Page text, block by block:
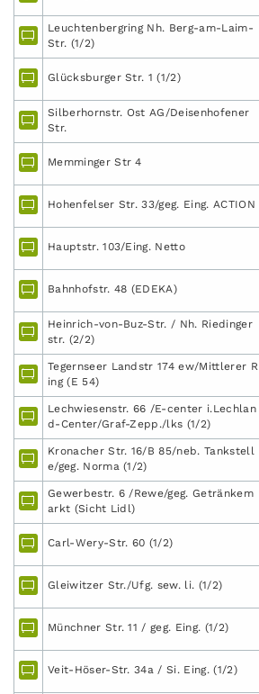
Leuchtenbergring Nh. Berg-am-Laim-
Str. (1/2)
Glücksburger Str. 1 (1/2)
Silberhornstr. Ost AG/Deisenhofener
Str.
Memminger Str 4
Hohenfelser Str. 33/geg. Eing. ACTION
Hauptstr. 103/Eing. Netto
Bahnhofstr. 48 (EDEKA)
Heinrich-von-Buz-Str. / Nh. Riedinger
str. (2/2)
Tegernseer Landstr 174 ew/Mittlerer R
ing (E 54)
Lechwiesenstr. 66 /E-center i.Lechlan
d-Center/Graf-Zepp./lks (1/2)
Kronacher Str. 16/B 85/neb. Tankstell
e/geg. Norma (1/2)
Gewerbestr. 6 /Rewe/geg. Getränkem
arkt (Sicht Lidl)
Carl-Wery-Str. 60 (1/2)
Gleiwitzer Str./Ufg. sew. li. (1/2)
Münchner Str. 11 / geg. Eing. (1/2)
Veit-Höser-Str. 34a / Si. Eing. (1/2)